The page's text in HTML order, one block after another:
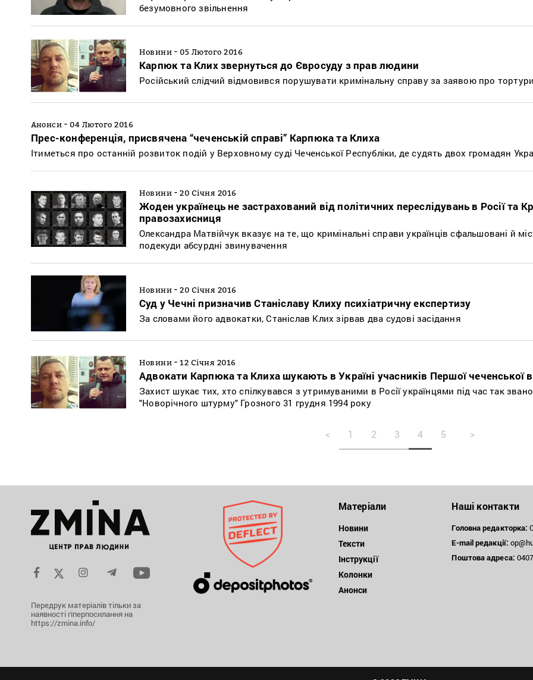
безумовного звільнення
Новини - 05 Лютого 2016
Карпюк та Клих звернуться до Євросуду з прав людини
Російський слідчий відмовився порушувати кримінальну справу за заявою про
Анонси - 04 Лютого 2016
Прес-конференція, присвячена “чеченській справі” Карпюка та Клиха
Ітиметься про останній розвиток подій у Верховному суді Чеченської Республіки, де судять двох громадян
Новини - 20 Січня 2016
Жоден українець не застрахований від політичних переслідувань в Росії та
правозахисниця
Олександра Матвійчук вказує на те, що кримінальні справи українців сфальшовані й
подекуди абсурдні звинувачення
Новини - 20 Січня 2016
Суд у Чечні призначив Станіславу Клиху психіатричну експертизу
За словами його адвокатки, Станіслав Клих зірвав два судові засідання
Новини - 12 Січня 2016
Адвокати Карпюка та Клиха шукають в Україні учасників Першої чеченської
Захист шукає тих, хто спілкувався з утримуваними в Росії українцями під час так
"Новорічного штурму" Грозного 31 грудня 1994 року
< 1 2 3 4 5 >
Передрук матеріалів тільки за
наявності гіперпосилання на
https://zmina.info/
Матеріали
Новини
Тексти
Інструкції
Колонки
Анонси
Наші контакти
Головна редакторка:
E-mail редакції:
Поштоваадреса: